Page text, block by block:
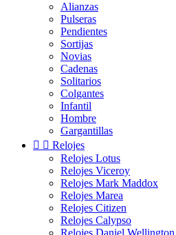
Alianzas
Pulseras
Pendientes
Sortijas
Novias
Cadenas
Solitarios
Colgantes
Infantil
Hombre
Gargantillas
  Relojes
Relojes Lotus
Relojes Viceroy
Relojes Mark Maddox
Relojes Marea
Relojes Citizen
Relojes Calypso
Relojes Daniel Wellington